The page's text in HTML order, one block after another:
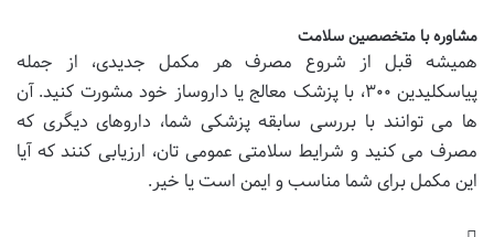
مشاوره با متخصصین سلامت
همیشه قبل از شروع مصرف هر مکمل جدیدی، از جمله
پیاسکلیدین ۳۰۰، با پزشک معالج یا داروساز خود مشورت کنید. آن
ها می توانند با بررسی سابقه پزشکی شما، داروهای دیگری که
مصرف می کنید و شرایط سلامتی عمومی تان، ارزیابی کنند که آیا
این مکمل برای شما مناسب و ایمن است یا خیر.